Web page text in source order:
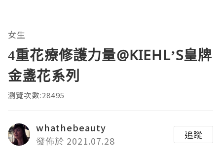
女生
4重花療修護力量@KIEHL’S皇牌
金盞花系列
瀏覽次數:28495
whathebeauty
發佈於 2021.07.28
追蹤